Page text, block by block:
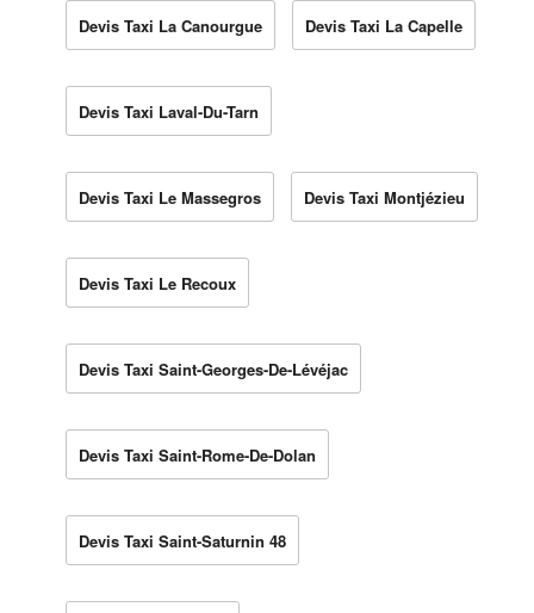
Devis Taxi La Canourgue Devis Taxi La Capelle
Devis Taxi Laval-Du-Tarn
Devis Taxi Le Massegros Devis Taxi Montjézieu
Devis Taxi Le Recoux
Devis Taxi Saint-Georges-De-Lévéjac
Devis Taxi Saint-Rome-De-Dolan
Devis Taxi Saint-Saturnin 48